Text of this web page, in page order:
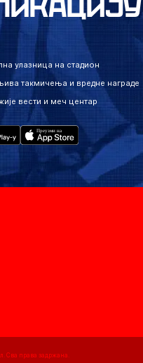
улазница на стадион
такмичења и вредне награде
вести и меч центар
Сва права задржана.